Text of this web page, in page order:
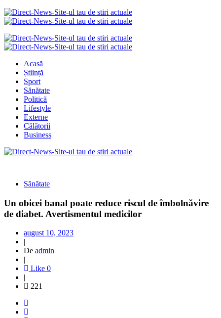
Acasă
Știință
Sport
Sănătate
Politică
Lifestyle
Externe
Călătorii
Business
Sănătate
Un obicei banal poate reduce riscul de îmbolnăvire
de diabet. Avertismentul medicilor
august 10, 2023
|
De admin
|
Like 0
|
221